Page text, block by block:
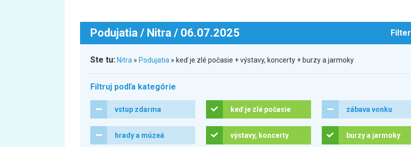
Podujatia / Nitra / 06.07.2025 Filter
Ste tu: Nitra » Podujatia » keď je zlé počasie + výstavy, koncerty + burzy a jarmoky
Filtruj podľa kategórie
vstup zdarma keď je zlé počasie zábava vonku
hrady a múzeá výstavy, koncerty burzy a jarmoky